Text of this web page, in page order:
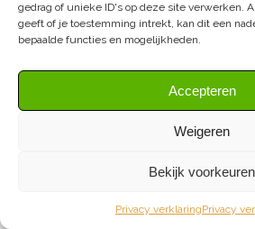
gedrag of unieke ID's op deze site verwerken.
geeft of je toestemming intrekt, kan dit een
bepaalde functies en mogelijkheden.
Accepteren
Weigeren
Bekijk voorkeuren
Privacy verklaringPrivacy
Over DK
Contentsamenwerking
adverteren op
DK & media